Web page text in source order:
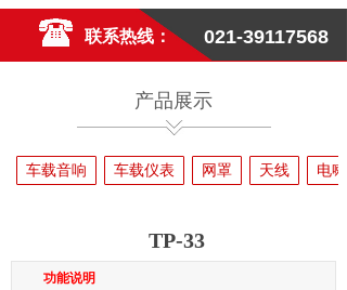
021-39117568
联系热线：
产品展示
车载音响 车载仪表 网罩 天线 电喇
TP-33
功能说明